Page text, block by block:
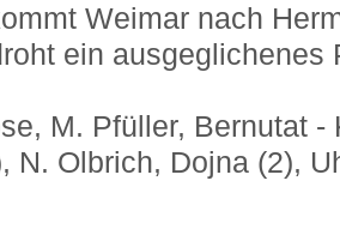
Weimar nach
ein
M. Pfüller, Bernutat
N. Olbrich, Dojna (2),